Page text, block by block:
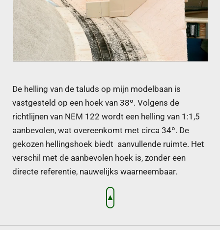
De helling van de taluds op mijn modelbaan is
vastgesteld op een hoek van 38º. Volgens de
richtlijnen van NEM 122 wordt een helling van 1:1,5
aanbevolen, wat overeenkomt met circa 34º. De
gekozen hellingshoek biedt aanvullende ruimte. Het
verschil met de aanbevolen hoek is, zonder een
directe referentie, nauwelijks waarneembaar.
▲